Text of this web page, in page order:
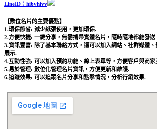
LineID：hi6vhivv
【數位名片的主要優點】
1.環保節省: 減少紙張使用，更加環保.
2.方便快捷: 一鍵分享，無需攜帶實體名片，隨時隨地都能發送
3.資訊豐富: 除了基本聯絡方式，還可以加入網站、社群媒體
展示.
4.互動性強: 可以加入預約功能、線上表單等，方便客戶與商家
5.易於管理: 數位化管理名片資訊，方便更新和維護.
6.追蹤效果: 可以追蹤名片分享和點擊情況，分析行銷效果.